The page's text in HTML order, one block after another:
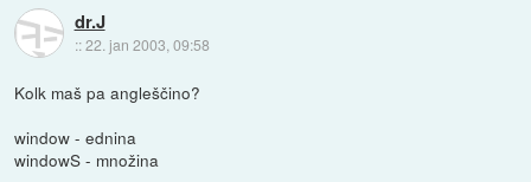
dr.J
::22. jan 2003, 09:58
Kolk maš pa angleščino?
window - ednina
windowS - množina